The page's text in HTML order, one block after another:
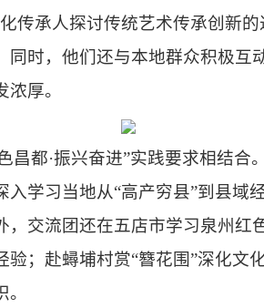
传承人探讨传统艺术传承创新
时，他们还与本地群众积极互
厚。
昌都·振兴奋进”实践要求相结
学习当地从“高产穷县”到县域
交流团还在五店市学习泉州红
；赴蟳埔村赏“簪花围”深化文
。